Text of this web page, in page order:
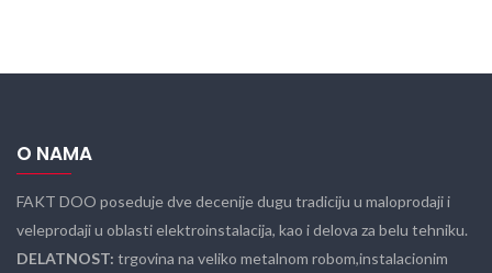
O NAMA
FAKT DOO poseduje dve decenije dugu tradiciju u maloprodaji i
veleprodaji u oblasti elektroinstalacija, kao i delova za belu tehniku.
DELATNOST: trgovina na veliko metalnom robom,instalacionim